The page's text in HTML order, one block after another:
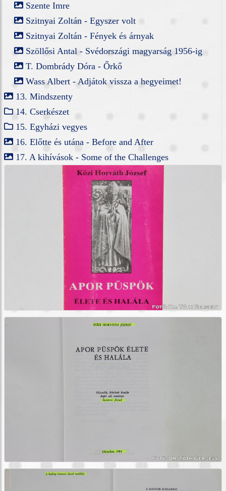
Szente Imre
Szitnyai Zoltán - Egyszer volt
Szitnyai Zoltán - Fények és árnyak
Szöllősi Antal - Svédországi magyarság 1956-ig
T. Dombrády Dóra - Őrkő
Wass Albert - Adjátok vissza a hegyeimet!
13. Mindszenty
14. Cserkészet
15. Egyházi vegyes
16. Előtte és utána - Before and After
17. A kihívások - Some of the Challenges